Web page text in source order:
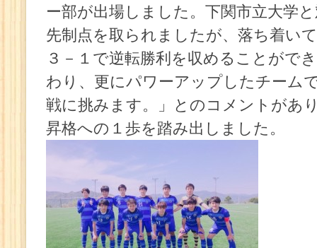
ー部が出場しました。下関市立大学
先制点を取られましたが、落ち着い
３－１で逆転勝利を収めることがで
わり、更にパワーアップしたチーム
戦に挑みます。」とのコメントがあ
昇格への１歩を踏み出しました。